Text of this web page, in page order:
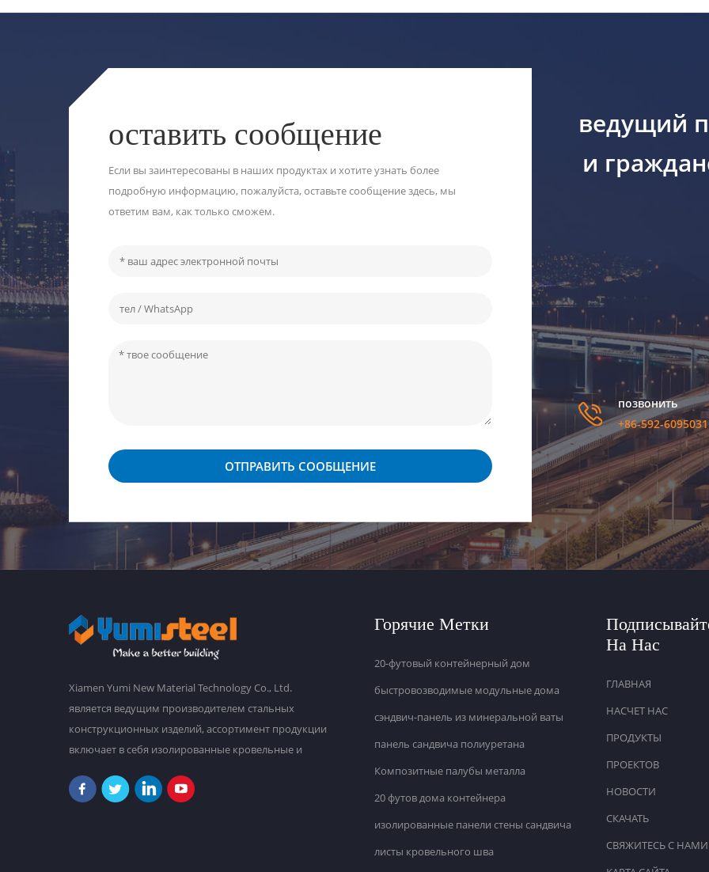
оставить сообщение
Если вы заинтересованы в наших продуктах и ​​хотите узнать более
подробную информацию, пожалуйста, оставьте сообщение здесь, мы
ответим вам, как только сможем.
ОТПРАВИТЬ СООБЩЕНИЕ
ведущий
и
позвонить
+86-592-6095031
Xiamen Yumi New Material Technology Co., Ltd.
является ведущим производителем стальных
конструкционных изделий, ассортимент продукции
включает в себя изолированные кровельные и
стальную кровлю и облицовку стен, стальные
Горячие Метки
20-футовый контейнерный дом
быстровозводимые модульные дома
сэндвич-панель из минеральной ваты
панель сандвича полиуретана
Композитные палубы металла
20 футов дома контейнера
изолированные панели стены сандвича
листы кровельного шва
На Нас
ГЛАВНАЯ
НАСЧЕТ НАС
ПРОДУКТЫ
ПРОЕКТОВ
НОВОСТИ
СКАЧАТЬ
СВЯЖИТЕСЬ С НАМИ